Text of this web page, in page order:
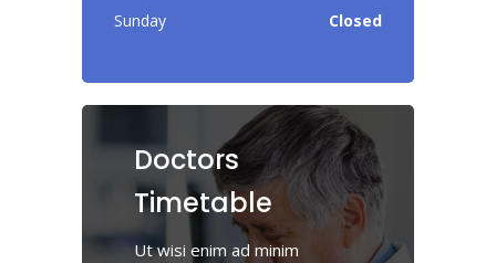
Sunday Closed
Doctors
Timetable
Ut wisi enim ad minim